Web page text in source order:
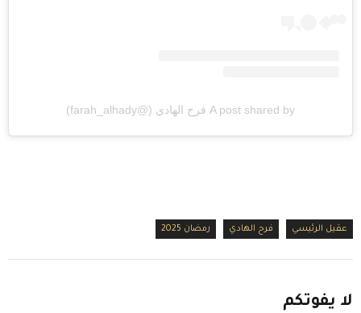
A post shared by فرح الهادي (@farah_alhady)
عقيل الرئيسي فرح الهادي رمضان 2025
لا يفوتكم